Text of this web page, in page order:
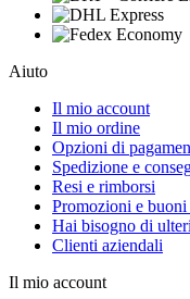
Aiuto
Il mio account
Il mio ordine
Opzioni di
Spedizione e
Resi e rimborsi
Promozioni e buoni
Hai bisogno di
Clienti aziendali
Il mio account